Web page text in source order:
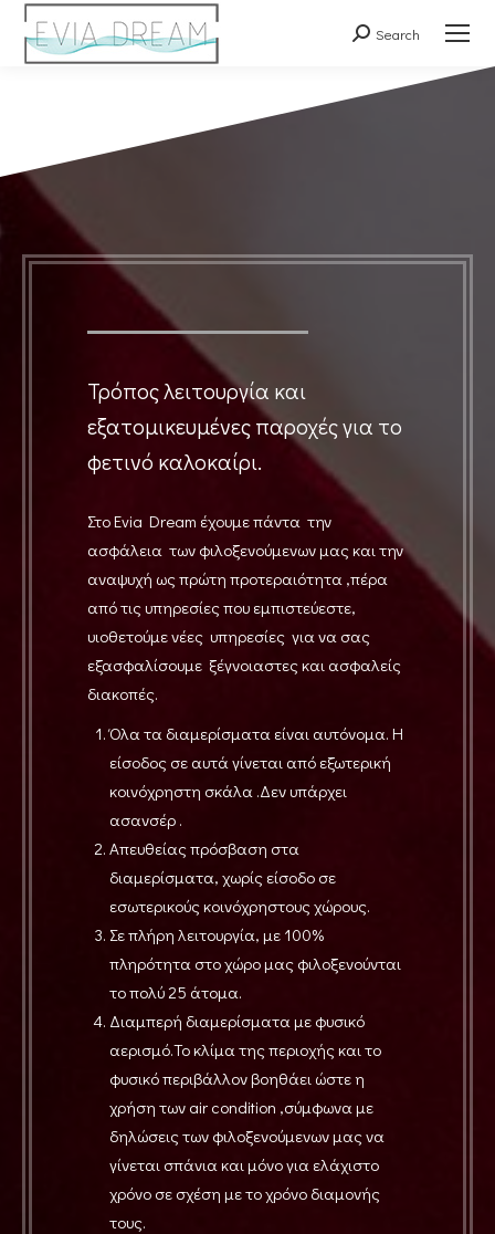
Search:
Search
Τρόπος λειτουργία και
εξατομικευμένες παροχές για το
φετινό καλοκαίρι.
Στο Εvia Dream έχουμε πάντα την
ασφάλεια των φιλοξενούμενων μας και την
αναψυχή ως πρώτη προτεραιότητα ,πέρα
από τις υπηρεσίες που εμπιστεύεστε,
υιοθετούμε νέες υπηρεσίες για να σας
εξασφαλίσουμε ξέγνοιαστες και ασφαλείς
διακοπές.
Όλα τα διαμερίσματα είναι αυτόνομα. Η
είσοδος σε αυτά γίνεται από εξωτερική
κοινόχρηστη σκάλα .Δεν υπάρχει
ασανσέρ .
Απευθείας πρόσβαση στα
διαμερίσματα, χωρίς είσοδο σε
εσωτερικούς κοινόχρηστους χώρους.
Σε πλήρη λειτουργία, με 100%
πληρότητα στο χώρο μας φιλοξενούνται
το πολύ 25 άτομα.
Διαμπερή διαμερίσματα με φυσικό
αερισμό.Το κλίμα της περιοχής και το
φυσικό περιβάλλον βοηθάει ώστε η
χρήση των air condition ,σύμφωνα με
δηλώσεις των φιλοξενούμενων μας να
γίνεται σπάνια και μόνο για ελάχιστο
χρόνο σε σχέση με το χρόνο διαμονής
τους.